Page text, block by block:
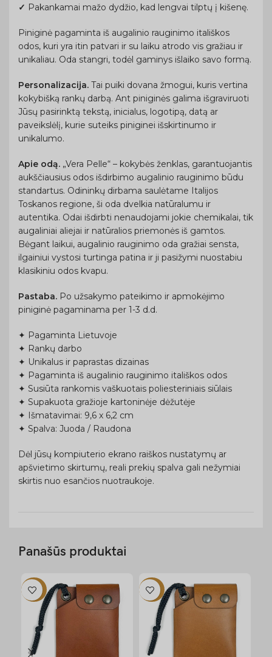
✓ Pakankamai mažo dydžio, kad lengvai tilptų į kišenę.
Piniginė pagaminta iš augalinio rauginimo itališkos
odos, kuri yra itin patvari ir su laiku atrodo vis gražiau ir
unikaliau. Oda stangri, todėl gaminys išlaiko savo formą.
Personalizacija. Tai puiki dovana žmogui, kuris vertina
kokybišką rankų darbą. Ant piniginės galima išgraviruoti
Jūsų pasirinktą tekstą, inicialus, logotipą, datą ar
paveikslėlį, kurie suteiks piniginei išskirtinumo ir
unikalumo.
Apie odą. „Vera Pelle“ – kokybės ženklas, garantuojantis
aukščiausius odos išdirbimo augalinio rauginimo būdu
standartus. Odininkų dirbama saulėtame Italijos
Toskanos regione, ši oda dvelkia natūralumu ir
autentika. Odai išdirbti nenaudojami jokie chemikalai, tik
augaliniai aliejai ir natūralios priemonės iš gamtos.
Bėgant laikui, augalinio rauginimo oda gražiai sensta,
ilgainiui vystosi turtinga patina ir ji pasižymi nuostabiu
klasikiniu odos kvapu.
Pastaba. Po užsakymo pateikimo ir apmokėjimo
piniginė pagaminama per 1-3 d.d.
✦ Pagaminta Lietuvoje
✦ Rankų darbo
✦ Unikalus ir paprastas dizainas
✦ Pagaminta iš augalinio rauginimo itališkos odos
✦ Susiūta rankomis vaškuotais poliesteriniais siūlais
✦ Supakuota gražioje kartoninėje dėžutėje
✦ Išmatavimai: 9,6 x 6,2 cm
✦ Spalva: Juoda / Raudona
Dėl jūsų kompiuterio ekrano raiškos nustatymų ar
apšvietimo skirtumų, reali prekių spalva gali nežymiai
skirtis nuo esančios nuotraukoje.
Panašūs produktai
-22% -22%